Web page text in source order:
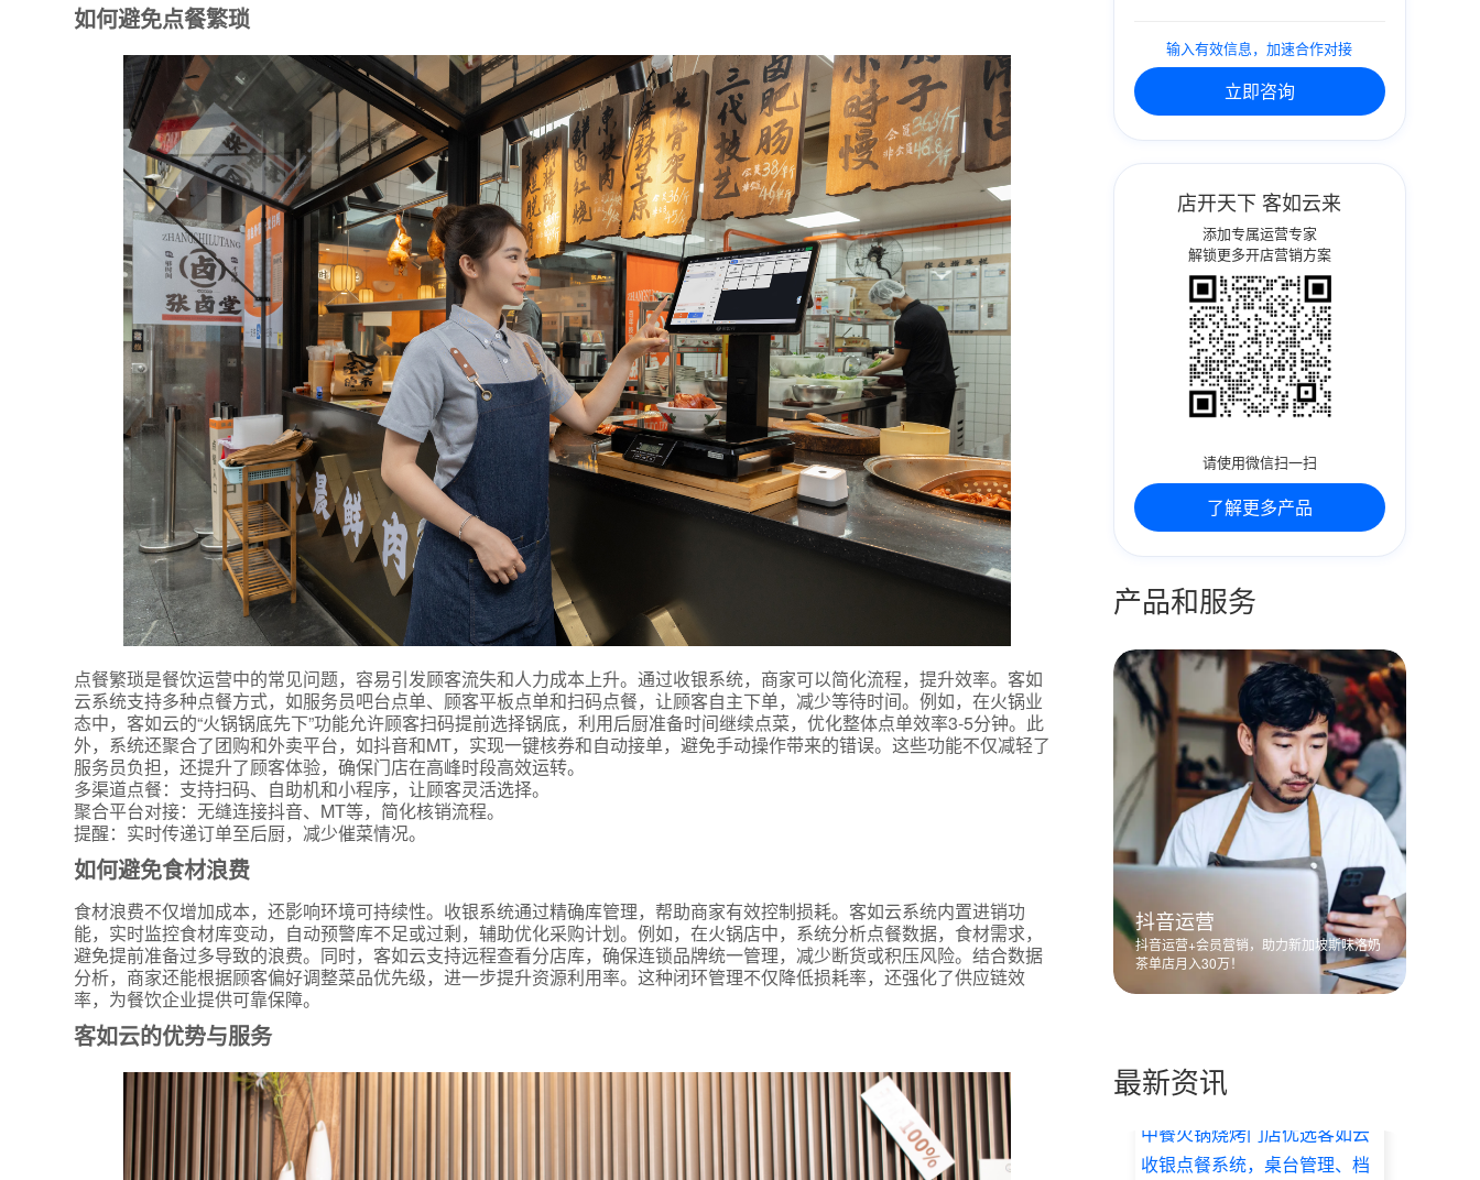
如何避免点餐繁琐
点餐繁琐是餐饮运营中的常见问题，容易引发顾客流失和人力成本上升。通过收银系统，商家可以简化流程，提升效率。客如
云系统支持多种点餐方式，如服务员吧台点单、顾客平板点单和扫码点餐，让顾客自主下单，减少等待时间。例如，在火锅业
态中，客如云的“火锅锅底先下”功能允许顾客扫码提前选择锅底，利用后厨准备时间继续点菜，优化整体点单效率3-5分钟。此
外，系统还聚合了团购和外卖平台，如抖音和MT，实现一键核券和自动接单，避免手动操作带来的错误。这些功能不仅减轻了
服务员负担，还提升了顾客体验，确保门店在高峰时段高效运转。
多渠道点餐：支持扫码、自助机和小程序，让顾客灵活选择。
聚合平台对接：无缝连接抖音、MT等，简化核销流程。
提醒：实时传递订单至后厨，减少催菜情况。
如何避免食材浪费
食材浪费不仅增加成本，还影响环境可持续性。收银系统通过精确库管理，帮助商家有效控制损耗。客如云系统内置进销功
能，实时监控食材库变动，自动预警库不足或过剩，辅助优化采购计划。例如，在火锅店中，系统分析点餐数据，食材需求，
避免提前准备过多导致的浪费。同时，客如云支持远程查看分店库，确保连锁品牌统一管理，减少断货或积压风险。结合数据
分析，商家还能根据顾客偏好调整菜品优先级，进一步提升资源利用率。这种闭环管理不仅降低损耗率，还强化了供应链效
率，为餐饮企业提供可靠保障。
客如云的优势与服务
输入有效信息，加速合作对接
立即咨询
店开天下 客如云来
添加专属运营专家
解锁更多开店营销方案
请使用微信扫一扫
了解更多产品
产品和服务
抖音运营
抖音运营+会员营销，助力新加坡斯味洛奶
茶单店月入30万！
最新资讯
中餐火锅烧烤门店优选客如云
收银点餐系统，桌台管理、档